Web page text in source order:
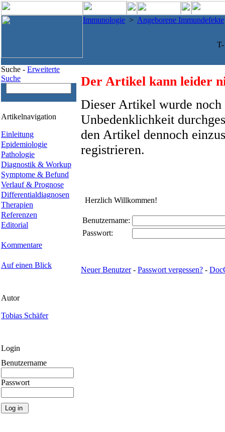
Immunologie > Angeborene Immundefekte
Suche - Erweiterte
Suche
Artikelnavigation
Einleitung
Epidemiologie
Pathologie
Diagnostik & Workup
Symptome & Befund
Verlauf & Prognose
Differentialdiagnosen
Therapien
Referenzen
Editorial
Kommentare
Auf einen Blick
Autor
Tobias Schäfer
Login
Benutzername
Passwort
Der Artikel kann leider
Dieser Artikel wurde
Unbedenklichkeit
den Artikel dennoch
registrieren.
Herzlich Willkommen!
Benutzername:
Passwort:
Neuer Benutzer- Passwort vergessen? -